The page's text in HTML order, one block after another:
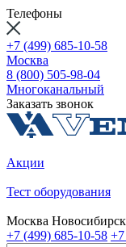
Телефоны
+7 (499) 685-10-58
Москва
8 (800) 505-98-04
Многоканальный
Заказать звонок
Акции
Тест оборудования
Москва Новосибирск
+7 (499) 685-10-58